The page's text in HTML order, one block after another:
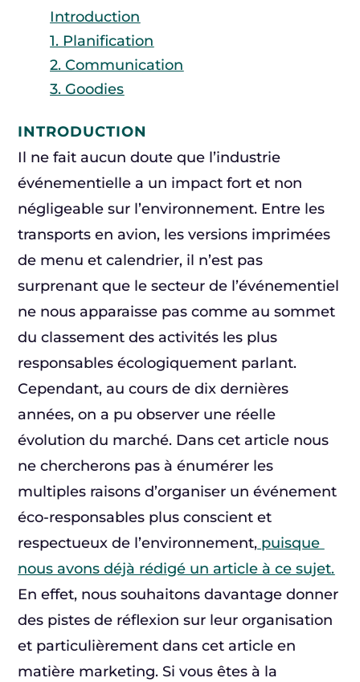
Introduction
1. Planification
2. Communication
3. Goodies
INTRODUCTION
Il ne fait aucun doute que l’industrie
événementielle a un impact fort et non
négligeable sur l’environnement. Entre les
transports en avion, les versions imprimées
de menu et calendrier, il n’est pas
surprenant que le secteur de l’événementiel
ne nous apparaisse pas comme au sommet
du classement des activités les plus
responsables écologiquement parlant.
Cependant, au cours de dix dernières
années, on a pu observer une réelle
évolution du marché. Dans cet article nous
ne chercherons pas à énumérer les
multiples raisons d’organiser un événement
éco-responsables plus conscient et
respectueux de l’environnement, puisque
nous avons déjà rédigé un article à ce sujet.
En effet, nous souhaitons davantage donner
des pistes de réflexion sur leur organisation
et particulièrement dans cet article en
matière marketing. Si vous êtes à la